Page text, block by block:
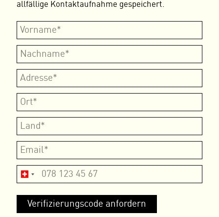
allfällige Kontaktaufnahme gespeichert.